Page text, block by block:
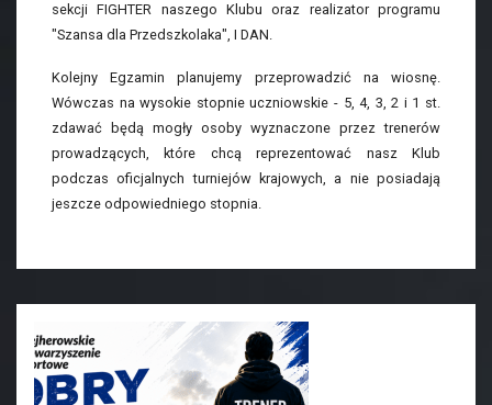
sekcji FIGHTER naszego Klubu oraz realizator programu
"Szansa dla Przedszkolaka", I DAN.
Kolejny Egzamin planujemy przeprowadzić na wiosnę.
Wówczas na wysokie stopnie uczniowskie - 5, 4, 3, 2 i 1 st.
zdawać będą mogły osoby wyznaczone przez trenerów
prowadzących, które chcą reprezentować nasz Klub
podczas oficjalnych turniejów krajowych, a nie posiadają
jeszcze odpowiedniego stopnia.